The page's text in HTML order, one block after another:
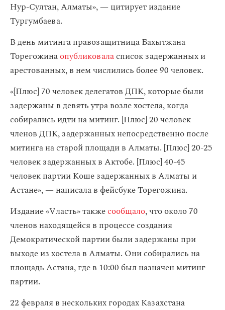
Нур-Султан, Алматы», — цитирует издание
Тургумбаева.
В день митинга правозащитница Бахытжана
Торегожинаопубликоваласписок задержанных и
арестованных, в нем числились более 90 человек.
«[Плюс] 70 человек делегатовДПК, которые были
задержаны в девять утра возле хостела, когда
собирались идти на митинг. [Плюс] 20 человек
членов ДПК, задержанных непосредственно после
митинга на старой площади в Алматы. [Плюс] 20-25
человек задержанных в Актобе. [Плюс] 40-45
человек партии Коше задержанных в Алматы и
Астане», — написала в фейсбуке Торегожина.
Издание «Vласть» такжесообщало, что около 70
членов находящейся в процессе создания
Демократической партии были задержаны при
выходе из хостела в Алматы. Они собирались на
площадь Астана, где в 10:00 был назначен митинг
партии.
22 февраля в нескольких городах Казахстана